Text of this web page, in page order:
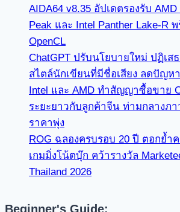
AIDA64 v8.35 อัปเดตรองรับ AMD
Peak และ Intel Panther Lake-R
OpenCL
ChatGPT ปรับนโยบายใหม่ ปฏิเส
สไตล์นักเขียนที่มีชื่อเสียง ลดปัญห
Intel และ AMD ทำสัญญาซื้อขาย
ระยะยาวกับลูกค้าจีน ท่ามกลางภ
ราคาพุ่ง
ROG ฉลองครบรอบ 20 ปี ตอกย้ำ
เกมมิ่งโน้ตบุ๊ก คว้ารางวัล
Thailand 2026
Beginner's Guide: